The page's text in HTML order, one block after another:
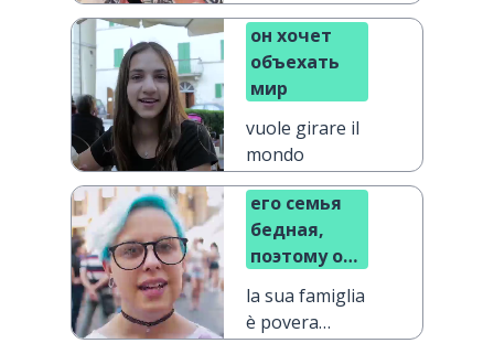
pop star
он хочет
объехать
мир
vuole girare il
mondo
его семья
бедная,
поэтому он
богатым
la sua famiglia
è povera